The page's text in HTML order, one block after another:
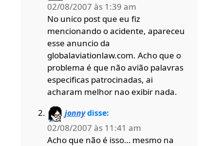
02/08/2007 às 1:39 am
No unico post que eu fiz
mencionando o acidente, apareceu
esse anuncio da
globalaviationlaw.com. Acho que o
problema é que não avião palavras
especificas patrocinadas, ai
acharam melhor nao exibir nada.
jonny disse:
02/08/2007 às 11:41 am
Acho que não é isso… mesmo na